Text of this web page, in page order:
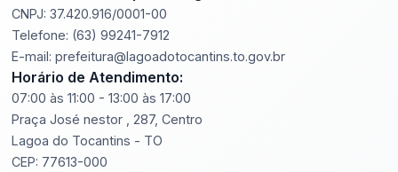
CNPJ: 37.420.916/0001-00
Telefone: (63) 99241-7912
E-mail: prefeitura@lagoadotocantins.to.gov.br
Horário de Atendimento:
07:00 às 11:00 - 13:00 às 17:00
Praça José nestor , 287, Centro
Lagoa do Tocantins - TO
CEP: 77613-000